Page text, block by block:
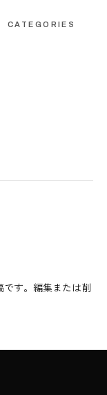
CATEGORIES
です。編集または削